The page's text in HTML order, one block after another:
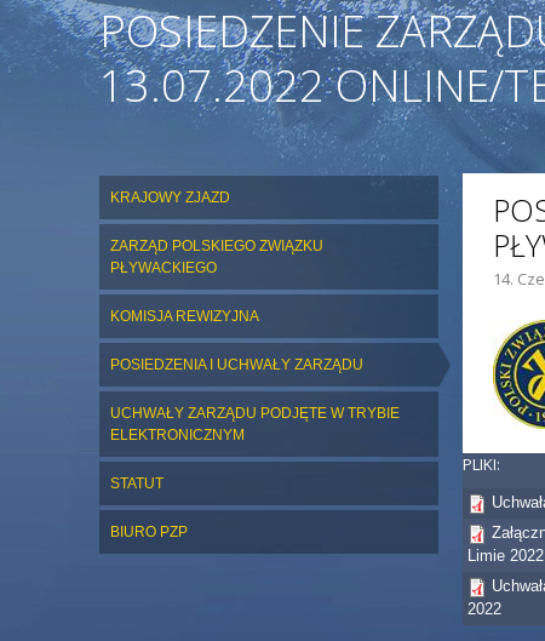
POSIEDZENIE
13.07.2022 ONLINE/
KRAJOWY ZJAZD
ZARZĄD POLSKIEGO ZWIĄZKU
PŁYWACKIEGO
KOMISJA REWIZYJNA
POSIEDZENIA I UCHWAŁY ZARZĄDU
UCHWAŁY ZARZĄDU PODJĘTE W TRYBIE
ELEKTRONICZNYM
STATUT
BIURO PZP
14.
PLIKI:
Limie 2022
2022